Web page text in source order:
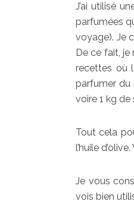
J’ai utilisé
parfumées
voyage). Je
De ce fait,
recettes où
parfumer du
voire 1 kg de
Tout cela
l’huile
Je vous
vois bien